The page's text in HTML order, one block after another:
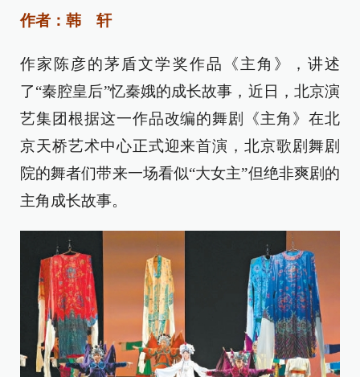
作者：韩 轩
作家陈彦的茅盾文学奖作品《主角》，讲述
了“秦腔皇后”忆秦娥的成长故事，近日，北京演
艺集团根据这一作品改编的舞剧《主角》在北
京天桥艺术中心正式迎来首演，北京歌剧舞剧
院的舞者们带来一场看似“大女主”但绝非爽剧的
主角成长故事。